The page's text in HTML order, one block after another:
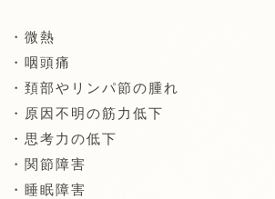
・微熱
・咽頭痛
・頚部やリンパ節の腫れ
・原因不明の筋力低下
・思考力の低下
・関節障害
・睡眠障害